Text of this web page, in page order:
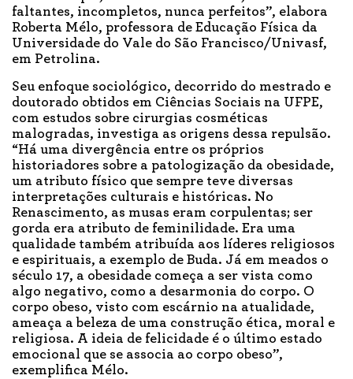
faltantes, incompletos, nunca perfeitos”, elabora
Roberta Mélo, professora de Educação Física da
Universidade do Vale do São Francisco/Univasf,
em Petrolina.
Seu enfoque sociológico, decorrido do mestrado e
doutorado obtidos em Ciências Sociais na UFPE,
com estudos sobre cirurgias cosméticas
malogradas, investiga as origens dessa repulsão.
“Há uma divergência entre os próprios
historiadores sobre a patologização da obesidade,
um atributo físico que sempre teve diversas
interpretações culturais e históricas. No
Renascimento, as musas eram corpulentas; ser
gorda era atributo de feminilidade. Era uma
qualidade também atribuída aos líderes religiosos
e espirituais, a exemplo de Buda. Já em meados o
século 17, a obesidade começa a ser vista como
algo negativo, como a desarmonia do corpo. O
corpo obeso, visto com escárnio na atualidade,
ameaça a beleza de uma construção ética, moral e
religiosa. A ideia de felicidade é o último estado
emocional que se associa ao corpo obeso”,
exemplifica Mélo.